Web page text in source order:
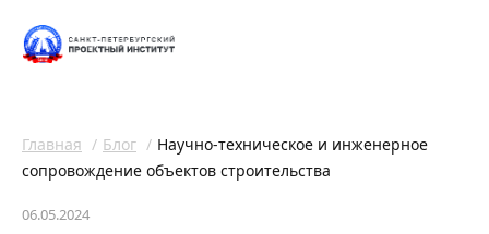
Главная Блог
Научно-техническое и инженерное
сопровождение объектов строительства
06.05.2024